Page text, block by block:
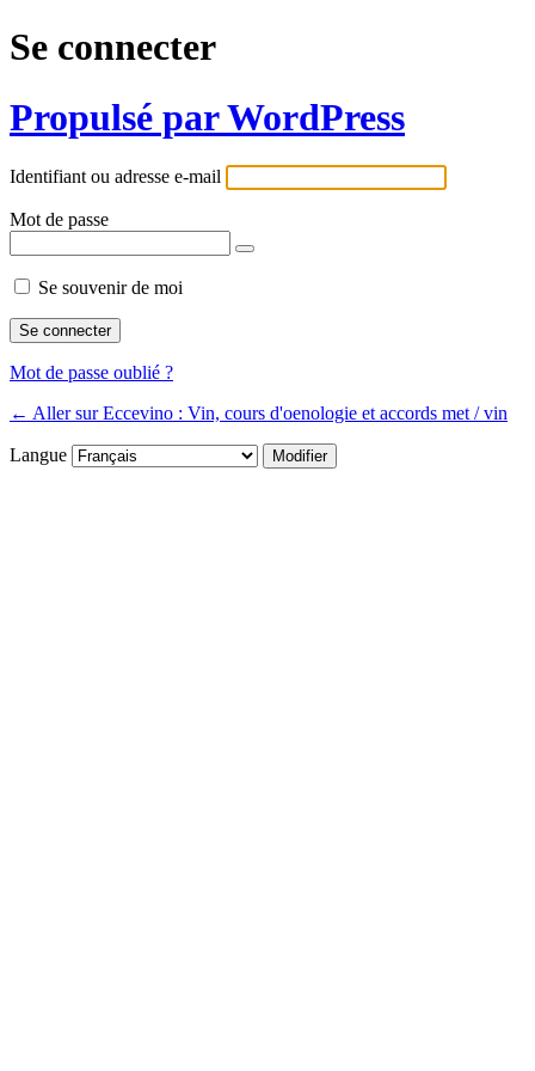
Se connecter
Propulsé par WordPress
Identifiant ou adresse e-mail
Mot de passe
Se souvenir de moi
Mot de passe oublié ?
← Aller sur Eccevino : Vin, cours d'oenologie et accords met / vin
Langue